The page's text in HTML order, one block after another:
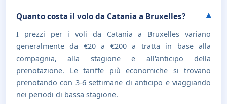
Quanto costa il volo da Catania a Bruxelles?
I prezzi per i voli da Catania a Bruxelles variano
generalmente da €20 a €200 a tratta in base alla
compagnia, alla stagione e all'anticipo della
prenotazione. Le tariffe più economiche si trovano
prenotando con 3-6 settimane di anticipo e viaggiando
nei periodi di bassa stagione.